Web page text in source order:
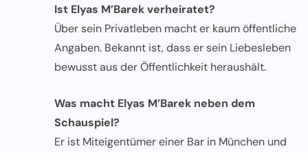
Ist Elyas M’Barek verheiratet?
Über sein Privatleben macht er kaum öffentliche
Angaben. Bekannt ist, dass er sein Liebesleben
bewusst aus der Öffentlichkeit heraushält.
Was macht Elyas M’Barek neben dem
Schauspiel?
Er ist Miteigentümer einer Bar in München und